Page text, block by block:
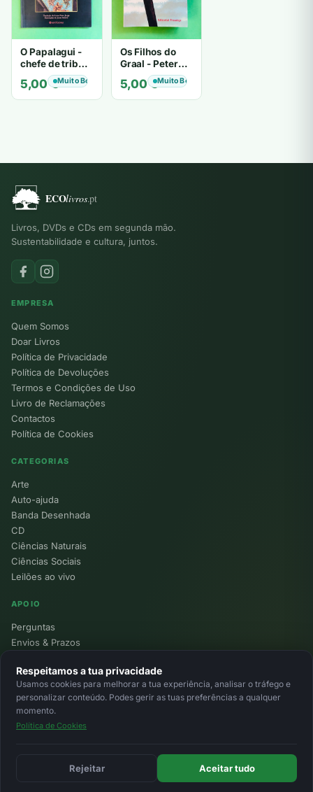
O Papalagui -
chefe de tribo
de tiavéa
5,00€Muito Bom
Os Filhos do
Graal - Peter
Berling
5,00€Muito Bom
Livros, DVDs e CDs em segunda mão.
Sustentabilidade e cultura, juntos.
EMPRESA
Quem Somos
Doar Livros
Política de Privacidade
Política de Devoluções
Termos e Condições de Uso
Livro de Reclamações
Contactos
Política de Cookies
CATEGORIAS
Arte
Auto-ajuda
Banda Desenhada
CD
Ciências Naturais
Ciências Sociais
Leilões ao vivo
APOIO
Perguntas
Envios & Prazos
Devoluções
Minha Conta
© 2026 Ecolivros. Todos os direitos reservados.
Respeitamos a tua privacidade
Usamos cookies para melhorar a tua experiência, analisar o tráfego e
personalizar conteúdo. Podes gerir as tuas preferências a qualquer
momento.
Política de Cookies
Rejeitar Aceitar tudo